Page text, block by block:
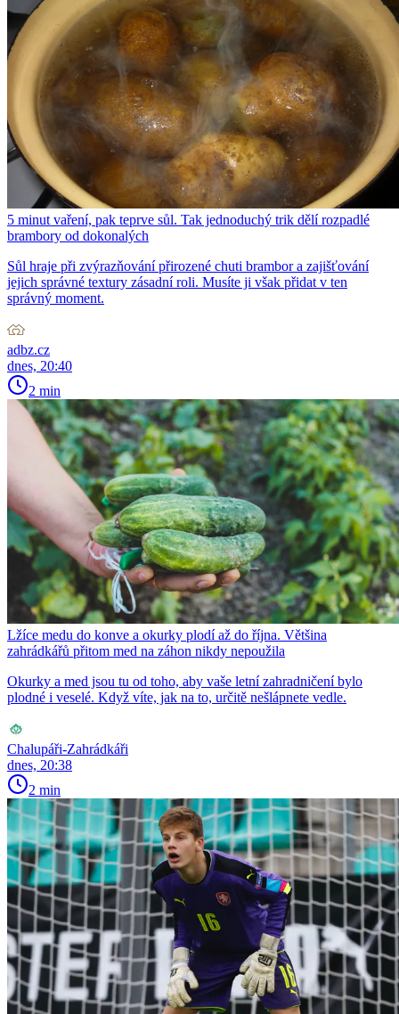
5 minut vaření, pak teprve sůl. Tak jednoduchý trik dělí rozpadlé
brambory od dokonalých
Sůl hraje při zvýrazňování přirozené chuti brambor a zajišťování
jejich správné textury zásadní roli. Musíte ji však přidat v ten
správný moment.
adbz.cz
dnes, 20:40
2 min
Lžíce medu do konve a okurky plodí až do října. Většina
zahrádkářů přitom med na záhon nikdy nepoužila
Okurky a med jsou tu od toho, aby vaše letní zahradničení bylo
plodné i veselé. Když víte, jak na to, určitě nešlápnete vedle.
Chalupáři-Zahrádkáři
dnes, 20:38
2 min